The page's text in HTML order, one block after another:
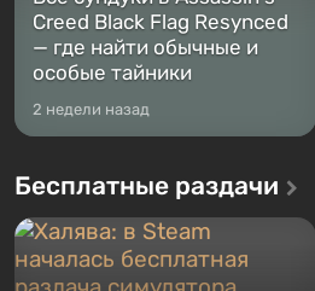
Creed Black Flag Resynced
— где найти обычные и
особые тайники
2 недели назад
Бесплатные раздачи